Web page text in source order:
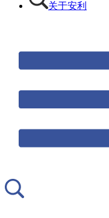
关于安利